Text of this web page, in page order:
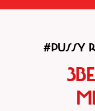
#PUSSY